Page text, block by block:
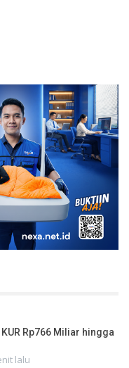
Rp766 Miliar hingga
lalu